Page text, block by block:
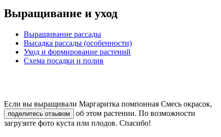
Выращивание и уход
Выращивание рассады
Высадка рассады (особенности)
Уход и формирование растений
Схема посадки и полив
Если вы выращивали Маргаритка помпонная Смесь окрасок,
поделитесь отзывом
об этом растении. По возможности
загрузите фото куста или плодов. Спасибо!